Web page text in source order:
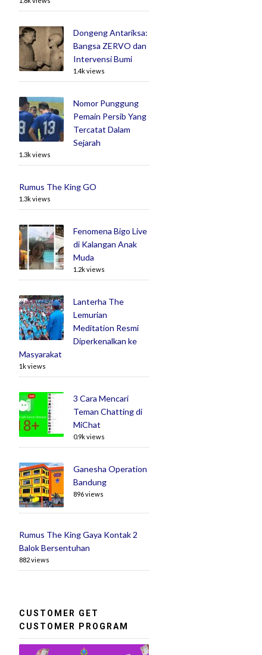
Dongeng Antariksa:
Bangsa ZERVO dan
Intervensi Bumi
1.4k views
Nomor Punggung
Pemain Persib Yang
Tercatat Dalam
Sejarah
1.3k views
Rumus The King GO
1.3k views
Fenomena Bigo Live
di Kalangan Anak
Muda
1.2k views
Lanterha The
Lemurian
Meditation Resmi
Diperkenalkan ke
Masyarakat
1k views
3 Cara Mencari
Teman Chatting di
MiChat
0.9k views
Ganesha Operation
Bandung
896 views
Rumus The King Gaya Kontak 2
Balok Bersentuhan
882 views
CUSTOMER GET
CUSTOMER PROGRAM